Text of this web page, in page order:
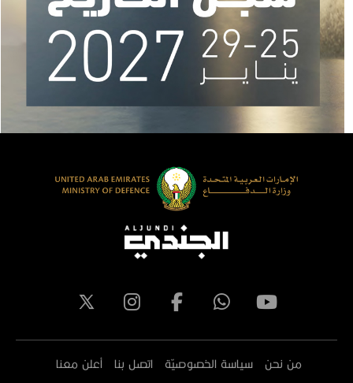
من نحن سياسة الخصوصيّة اتصل بنا أعلن معنا